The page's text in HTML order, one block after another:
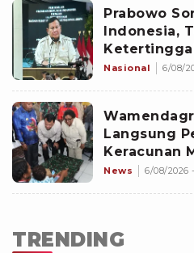
Prabowo
Indonesia,
Dikejar
Nasional 6/08/
Langsung
Keracunan
Jayapura
News 6/08/2026
TRENDING